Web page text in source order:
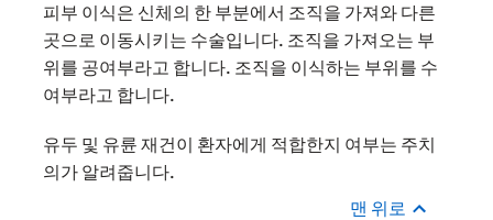
피부 이식은 신체의 한 부분에서 조직을 가져와 다른
곳으로 이동시키는 수술입니다. 조직을 가져오는 부
위를 공여부라고 합니다. 조직을 이식하는 부위를 수
여부라고 합니다.
유두 및 유륜 재건이 환자에게 적합한지 여부는 주치
의가 알려줍니다.
맨 위로